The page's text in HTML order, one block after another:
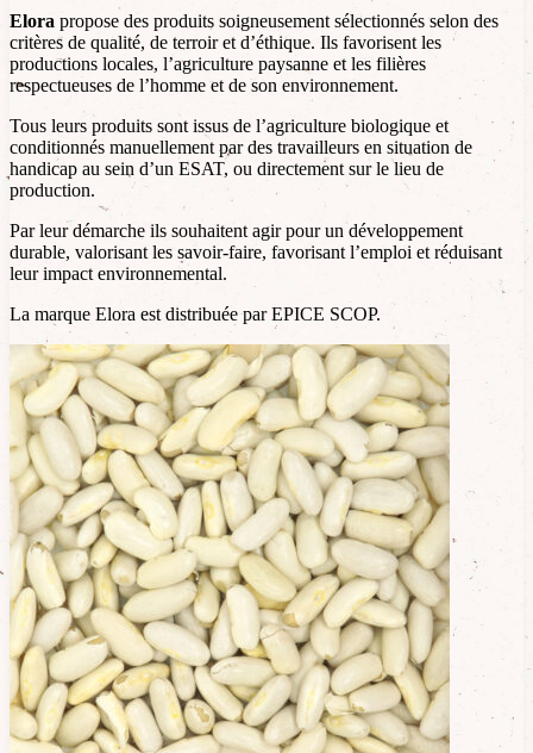
Elora propose des produits soigneusement sélectionnés selon des
critères de qualité, de terroir et d’éthique. Ils favorisent les
productions locales, l’agriculture paysanne et les filières
respectueuses de l’homme et de son environnement.
Tous leurs produits sont issus de l’agriculture biologique et
conditionnés manuellement par des travailleurs en situation de
handicap au sein d’un ESAT, ou directement sur le lieu de
production.
Par leur démarche ils souhaitent agir pour un développement
durable, valorisant les savoir-faire, favorisant l’emploi et réduisant
leur impact environnemental.
La marque Elora est distribuée par EPICE SCOP.